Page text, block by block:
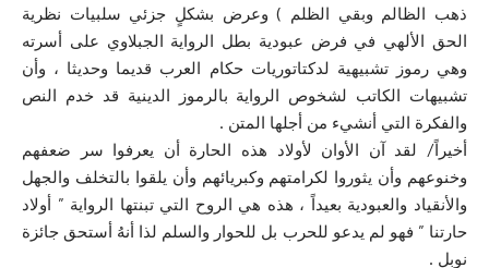
ذهب الظالم وبقي الظلم ) وعرض بشكلٍ جزئي سلبيات نظرية
الحق الألهي في فرض عبودية بطل الرواية الجبلاوي على أسرته
وهي رموز تشبيهية لدكتاتوريات حكام العرب قديما وحديثا ، وأن
تشبيهات الكاتب لشخوص الرواية بالرموز الدينية قد خدم النص
والفكرة التي أنشيء من أجلها المتن .
أخيراً/ لقد آن الأوان لأولاد هذه الحارة أن يعرفوا سر ضعفهم
وخنوعهم وأن يثوروا لكرامتهم وكبريائهم وأن يلقوا بالتخلف والجهل
والأنقياد والعبودية بعيداً ، هذه هي الروح التي تبنتها الرواية ” أولاد
حارتنا ” فهو لم يدعو للحرب بل للحوار والسلم لذا أنهُ أستحق جائزة
نوبل .